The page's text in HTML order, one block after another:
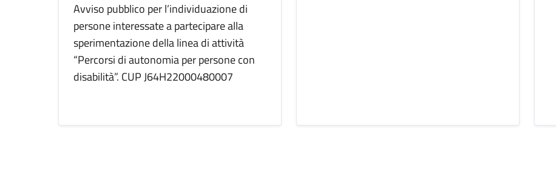
Avviso pubblico per l’individuazione di
persone interessate a partecipare alla
sperimentazione della linea di attività
“Percorsi di autonomia per persone con
disabilità”. CUP J64H22000480007